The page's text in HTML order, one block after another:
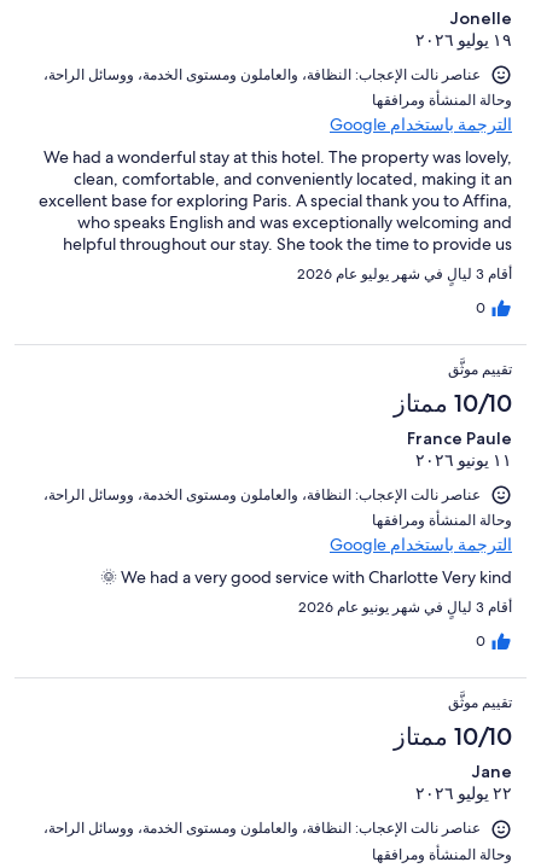
Jonelle
١٩ يوليو ٢٠٢٦
عناصر نالت الإعجاب: ⁦النظافة⁩، و⁦العاملون ومستوى الخدمة⁩، و⁦وسائل الراحة⁩،
و⁦حالة المنشأة ومرافقها⁩
الترجمة باستخدام Google
We had a wonderful stay at this hotel. The property was lovely,
clean, comfortable, and conveniently located, making it an
excellent base for exploring Paris. A special thank you to Affina,
who speaks English and was exceptionally welcoming and
helpful throughout our stay. She took the time to provide us
with detailed recommendations on the best ways to get around
the city, navigate public transportation, and make the most of
our time in Paris. Her local knowledge and thoughtful guidance
personalized service made our visit even more memorable. I
would highly recommend this hotel to anyone visiting Paris and
would gladly stay here again.
أقام 3 ليالٍ في شهر يوليو عام 2026
0
تقييم موثَّق
10/10 ممتاز
France Paule
١١ يونيو ٢٠٢٦
عناصر نالت الإعجاب: ⁦النظافة⁩، و⁦العاملون ومستوى الخدمة⁩، و⁦وسائل الراحة⁩،
و⁦حالة المنشأة ومرافقها⁩
الترجمة باستخدام Google
We had a very good service with Charlotte Very kind 🌞
أقام 3 ليالٍ في شهر يونيو عام 2026
0
تقييم موثَّق
10/10 ممتاز
Jane
٢٢ يوليو ٢٠٢٦
عناصر نالت الإعجاب: ⁦النظافة⁩، و⁦العاملون ومستوى الخدمة⁩، و⁦وسائل الراحة⁩،
و⁦حالة المنشأة ومرافقها⁩